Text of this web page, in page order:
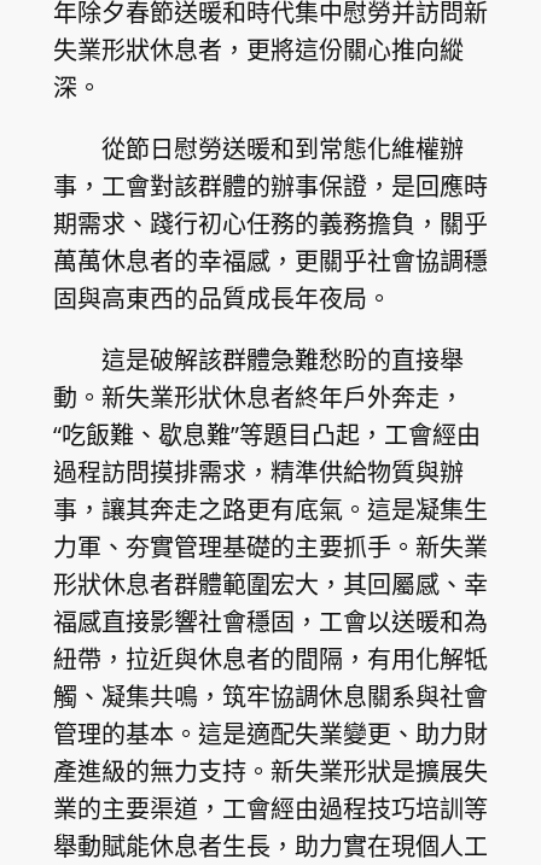
年除夕春節送暖和時代集中慰勞并訪問新
失業形狀休息者，更將這份關心推向縱
深。
從節日慰勞送暖和到常態化維權辦
事，工會對該群體的辦事保證，是回應時
期需求、踐行初心任務的義務擔負，關乎
萬萬休息者的幸福感，更關乎社會協調穩
固與高東西的品質成長年夜局。
這是破解該群體急難愁盼的直接舉
動。新失業形狀休息者終年戶外奔走，
“吃飯難、歇息難”等題目凸起，工會經由
過程訪問摸排需求，精準供給物質與辦
事，讓其奔走之路更有底氣。這是凝集生
力軍、夯實管理基礎的主要抓手。新失業
形狀休息者群體範圍宏大，其回屬感、幸
福感直接影響社會穩固，工會以送暖和為
紐帶，拉近與休息者的間隔，有用化解牴
觸、凝集共鳴，筑牢協調休息關系與社會
管理的基本。這是適配失業變更、助力財
產進級的無力支持。新失業形狀是擴展失
業的主要渠道，工會經由過程技巧培訓等
舉動賦能休息者生長，助力實在現個人工